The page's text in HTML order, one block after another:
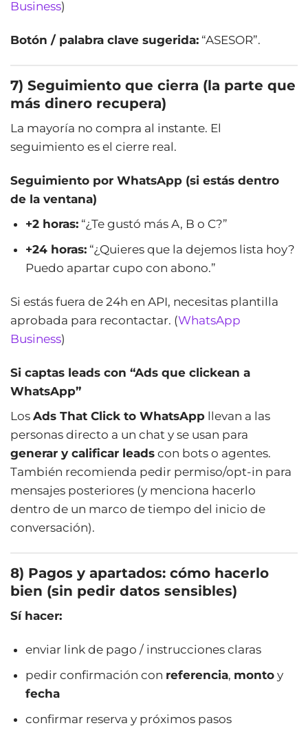
Business)
Botón / palabra clave sugerida: “ASESOR”.
7) Seguimiento que cierra (la parte que
más dinero recupera)
La mayoría no compra al instante. El
seguimiento es el cierre real.
Seguimiento por WhatsApp (si estás dentro
de la ventana)
+2 horas: “¿Te gustó más A, B o C?”
+24 horas: “¿Quieres que la dejemos lista hoy?
Puedo apartar cupo con abono.”
Si estás fuera de 24h en API, necesitas plantilla
aprobada para recontactar. (WhatsApp
Business)
Si captas leads con “Ads que clickean a
WhatsApp”
Los Ads That Click to WhatsApp llevan a las
personas directo a un chat y se usan para
generar y calificar leads con bots o agentes.
También recomienda pedir permiso/opt-in para
mensajes posteriores (y menciona hacerlo
dentro de un marco de tiempo del inicio de
conversación).
8) Pagos y apartados: cómo hacerlo
bien (sin pedir datos sensibles)
Sí hacer:
enviar link de pago / instrucciones claras
pedir confirmación con referencia, monto y
fecha
confirmar reserva y próximos pasos